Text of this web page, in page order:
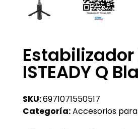
ISTEADY Q
SKU:6971071550517
Categoría:Accesorios